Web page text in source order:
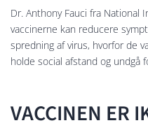
Dr. Anthony Fauci fra
vaccinerne kan reducere
spredning af virus, hvorfor de
holde social afstand og undgå
VACCINEN ER